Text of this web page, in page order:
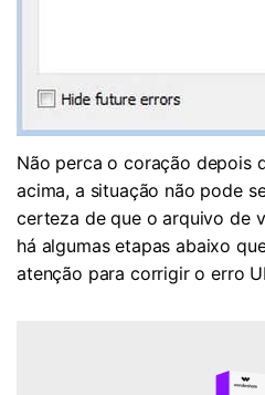
Não perca o coração depois
acima, a situação não pode
certeza de que o arquivo de
há algumas etapas abaixo
atenção para corrigir o erro